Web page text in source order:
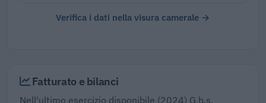
Verifica i dati nella visura camerale →
Fatturato e bilanci
Nell'ultimo esercizio disponibile (2024) G.b.s.